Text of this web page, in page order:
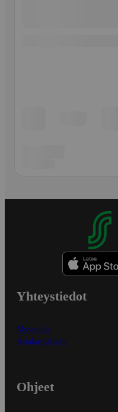
Yhteystiedot
Myymälät
Asiakaspalvelu
Ohjeet